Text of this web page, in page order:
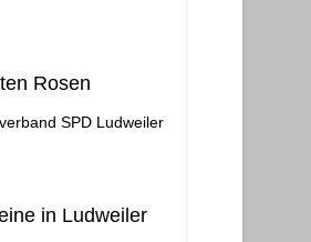
Rosen
SPD Ludweiler
in Ludweiler